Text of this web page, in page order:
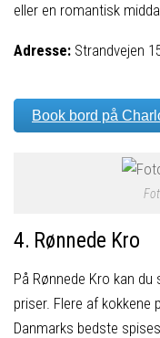
eller en romantisk
Adresse: Strandvejen
Book bord på
4. Rønnede Kro
På Rønnede Kro kan
priser. Flere af
Danmarks bedste